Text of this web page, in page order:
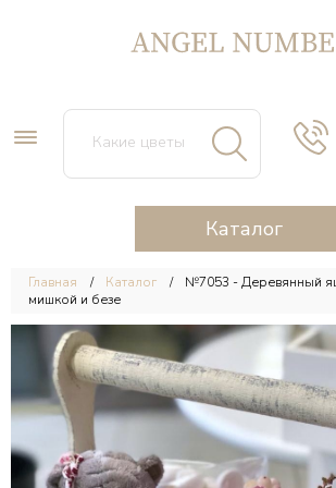
Каталог
Главная Каталог
№7053 - Деревянный
мишкой и безе